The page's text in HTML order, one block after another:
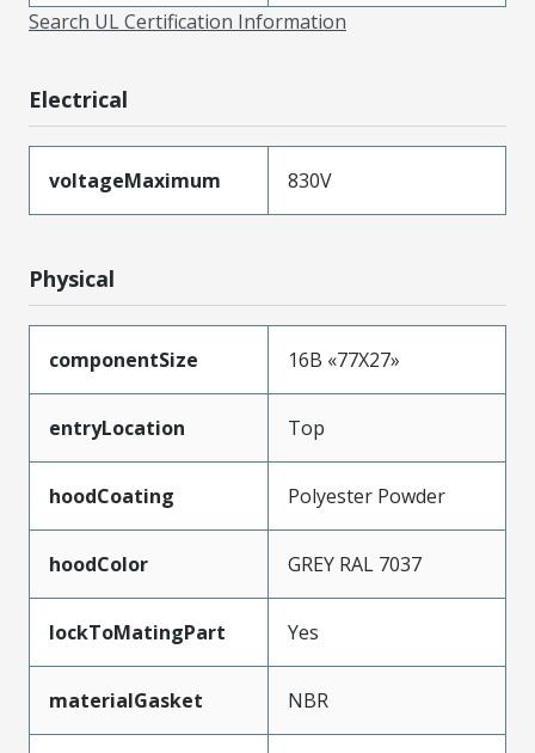
Search UL Certification Information
Electrical
voltageMaximum 830V
Physical
componentSize 16B «77X27»
entryLocation Top
hoodCoating Polyester Powder
hoodColor GREY RAL 7037
lockToMatingPart Yes
materialGasket NBR